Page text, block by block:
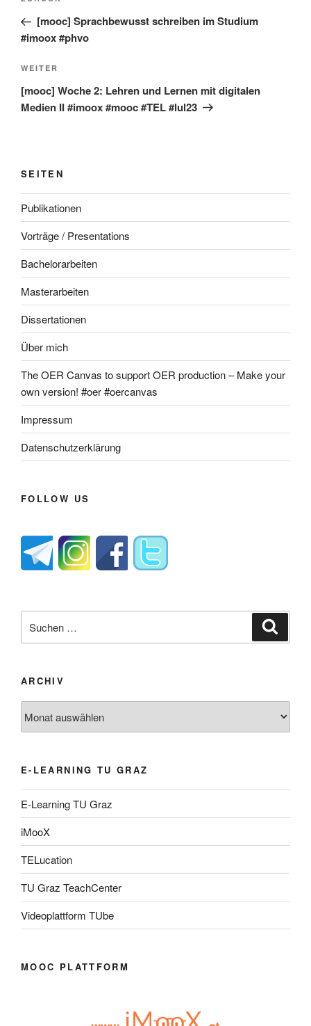
Beitrag[mooc] Sprachbewusst schreiben im Studium
#imoox #phvo
Nächster
Beitrag
WEITER
[mooc] Woche 2: Lehren und Lernen mit digitalen
Medien II #imoox #mooc #TEL #lul23
SEITEN
Publikationen
Vorträge / Presentations
Bachelorarbeiten
Masterarbeiten
Dissertationen
Über mich
The OER Canvas to support OER production – Make your
own version! #oer #oercanvas
Impressum
Datenschutzerklärung
FOLLOW US
nach:
ARCHIV
E-LEARNING TU GRAZ
E-Learning TU Graz
iMooX
TELucation
TU Graz TeachCenter
Videoplattform TUbe
MOOC PLATTFORM